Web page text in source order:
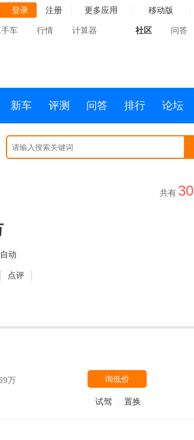
登录 注册 更多应用 移动版
手车 行情 计算器 社区 问答
新车 评测 问答 排行 论坛
共有 30
自动
点评
万 询低价
置换
试驾